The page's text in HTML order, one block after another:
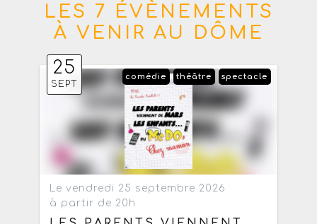
LES 7 ÉVÈNEMENTS
À VENIR AU DÔME
25
SEPT
spectacle
théâtre
comédie
Le vendredi 25 septembre 2026
à partir de 20h